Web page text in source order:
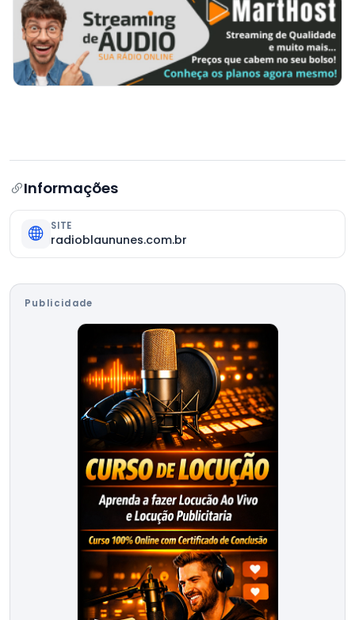
Informações
SITE
radioblaununes.com.br
Publicidade